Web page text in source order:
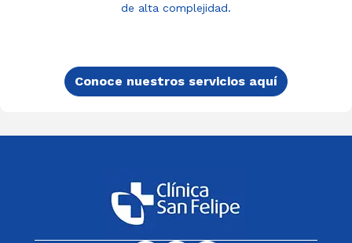
de alta complejidad.
Conoce nuestros servicios aquí